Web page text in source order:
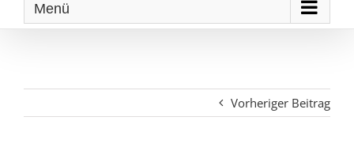
Menü
Vorheriger Beitrag